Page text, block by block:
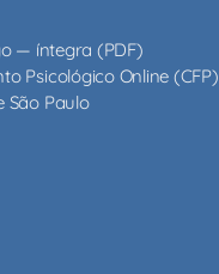
— íntegra (PDF)
Psicológico Online (CFP)
São Paulo